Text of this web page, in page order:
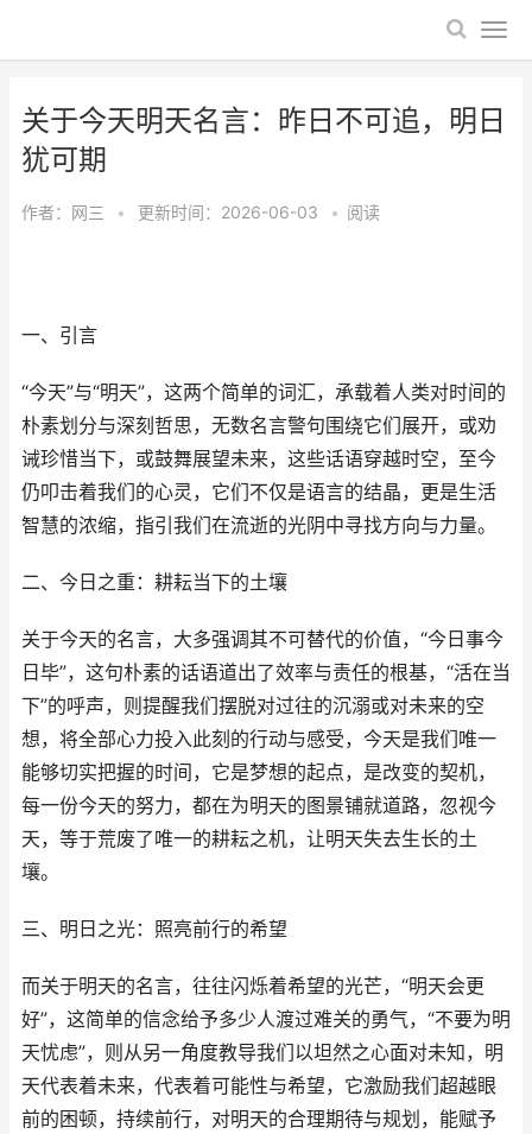
关于今天明天名言：昨日不可追，明日
犹可期
作者： 网三 • 更新时间：2026-06-03 • 阅读
一、引言
“今天”与“明天”，这两个简单的词汇，承载着人类对时间的
朴素划分与深刻哲思，无数名言警句围绕它们展开，或劝
诫珍惜当下，或鼓舞展望未来，这些话语穿越时空，至今
仍叩击着我们的心灵，它们不仅是语言的结晶，更是生活
智慧的浓缩，指引我们在流逝的光阴中寻找方向与力量。
二、今日之重：耕耘当下的土壤
关于今天的名言，大多强调其不可替代的价值，“今日事今
日毕”，这句朴素的话语道出了效率与责任的根基，“活在当
下”的呼声，则提醒我们摆脱对过往的沉溺或对未来的空
想，将全部心力投入此刻的行动与感受，今天是我们唯一
能够切实把握的时间，它是梦想的起点，是改变的契机，
每一份今天的努力，都在为明天的图景铺就道路，忽视今
天，等于荒废了唯一的耕耘之机，让明天失去生长的土
壤。
三、明日之光：照亮前行的希望
而关于明天的名言，往往闪烁着希望的光芒，“明天会更
好”，这简单的信念给予多少人渡过难关的勇气，“不要为明
天忧虑”，则从另一角度教导我们以坦然之心面对未知，明
天代表着未来，代表着可能性与希望，它激励我们超越眼
前的困顿，持续前行，对明天的合理期待与规划，能赋予